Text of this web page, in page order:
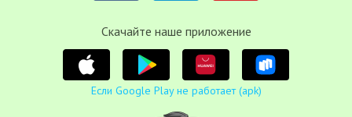
Cкачайте наше приложение
Если Google Play не работает (apk)